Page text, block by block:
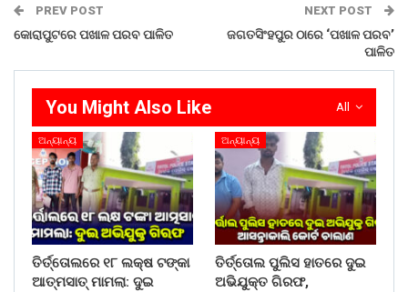
PREV POST
କୋରାପୁଟରେ ପଖାଳ ପରବ ପାଳିତ
NEXT POST
ଜଗତସିଂହପୁର ଠାରେ ‘ପଖାଳ ପରବ’
ପାଳିତ
All
You Might Also Like
ଅନ୍ୟାନ୍ୟ
ତିର୍ତ୍ତୋଲରେ ୧୮ ଲକ୍ଷ ଟଙ୍କା
ଆତ୍ମସାତ୍ ମାମଲା: ଦୁଇ
ଅନ୍ୟାନ୍ୟ
ତିର୍ତ୍ତୋଲ ପୁଲିସ ହାତରେ ଦୁଇ
ଅଭିଯୁକ୍ତ ଗିରଫ,